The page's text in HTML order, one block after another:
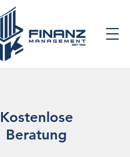
Kostenlose
Beratung